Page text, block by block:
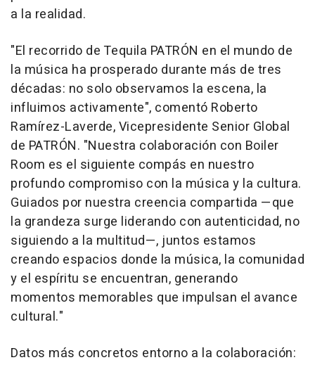
a la realidad.
"El recorrido de Tequila PATRÓN en el mundo de
la música ha prosperado durante más de tres
décadas: no solo observamos la escena, la
influimos activamente", comentó Roberto
Ramírez-Laverde, Vicepresidente Senior Global
de PATRÓN. "Nuestra colaboración con Boiler
Room es el siguiente compás en nuestro
profundo compromiso con la música y la cultura.
Guiados por nuestra creencia compartida —que
la grandeza surge liderando con autenticidad, no
siguiendo a la multitud—, juntos estamos
creando espacios donde la música, la comunidad
y el espíritu se encuentran, generando
momentos memorables que impulsan el avance
cultural."
Datos más concretos entorno a la colaboración: